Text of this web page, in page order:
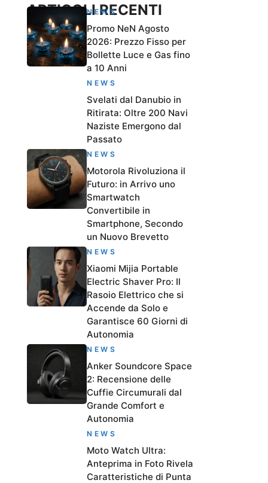
ARTICOLI RECENTI
NEWS
Promo NeN Agosto
2026: Prezzo Fisso per
Bollette Luce e Gas fino
a 10 Anni
NEWS
Svelati dal Danubio in
Ritirata: Oltre 200 Navi
Naziste Emergono dal
Passato
NEWS
Motorola Rivoluziona il
Futuro: in Arrivo uno
Smartwatch
Convertibile in
Smartphone, Secondo
un Nuovo Brevetto
NEWS
Xiaomi Mijia Portable
Electric Shaver Pro: Il
Rasoio Elettrico che si
Accende da Solo e
Garantisce 60 Giorni di
Autonomia
NEWS
Anker Soundcore Space
2: Recensione delle
Cuffie Circumurali dal
Grande Comfort e
Autonomia
NEWS
Moto Watch Ultra:
Anteprima in Foto Rivela
Caratteristiche di Punta